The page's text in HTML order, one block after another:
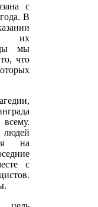
с
В
их
мы
что
на
с